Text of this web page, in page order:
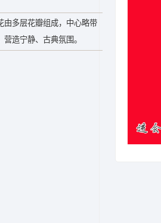
由多层花瓣组成，中心略带
造宁静、古典氛围。